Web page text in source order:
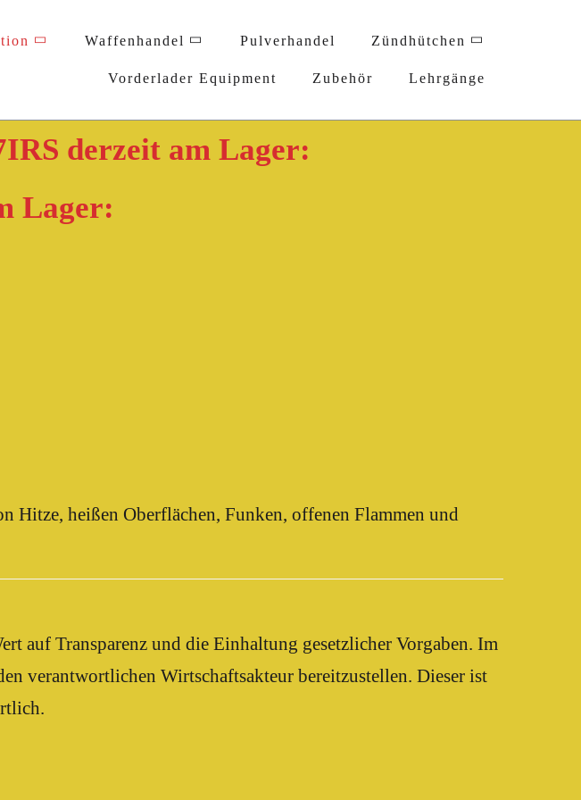
Waffenhandel Pulverhandel Zündhütchen
Vorderlader Equipment Zubehör Lehrgänge
derzeit am Lager:
Lager:
Hitze, heißen Oberflächen, Funken, offenen Flammen und
auf Transparenz und die Einhaltung gesetzlicher Vorgaben. Im
verantwortlichen Wirtschaftsakteur bereitzustellen. Dieser ist